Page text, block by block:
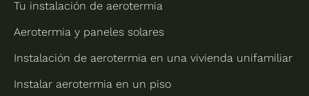
Tu instalación de aerotermia
Aerotermia y paneles solares
Instalación de aerotermia en una vivienda unifamiliar
Instalar aerotermia en un piso